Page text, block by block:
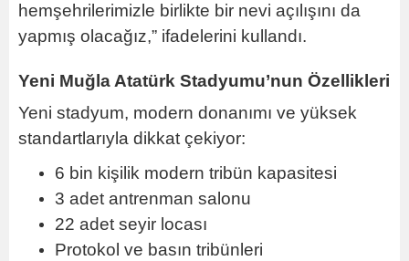
hemşehrilerimizle birlikte bir nevi açılışını da
yapmış olacağız,” ifadelerini kullandı.
Yeni Muğla Atatürk Stadyumu’nun Özellikleri
Yeni stadyum, modern donanımı ve yüksek
standartlarıyla dikkat çekiyor:
6 bin kişilik modern tribün kapasitesi
3 adet antrenman salonu
22 adet seyir locası
Protokol ve basın tribünleri